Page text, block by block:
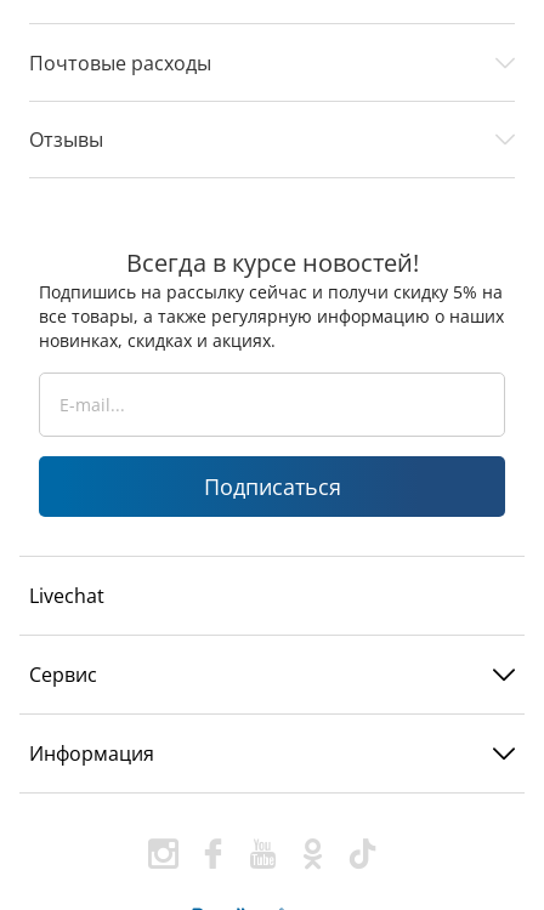
Почтовые расходы
Отзывы
Всегда в курсе новостей!
Подпишись на рассылку сейчас и получи скидку 5% на
все товары, а также регулярную информацию о наших
новинках, скидках и акциях.
Подписаться
Livechat
Сервис
Информация